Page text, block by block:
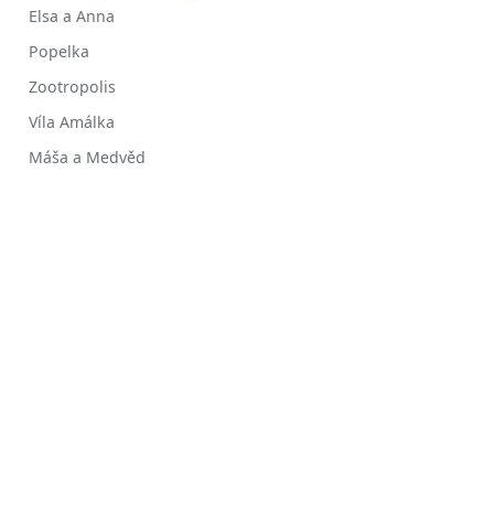
Elsa a Anna
Popelka
Zootropolis
Víla Amálka
Máša a Medvěd